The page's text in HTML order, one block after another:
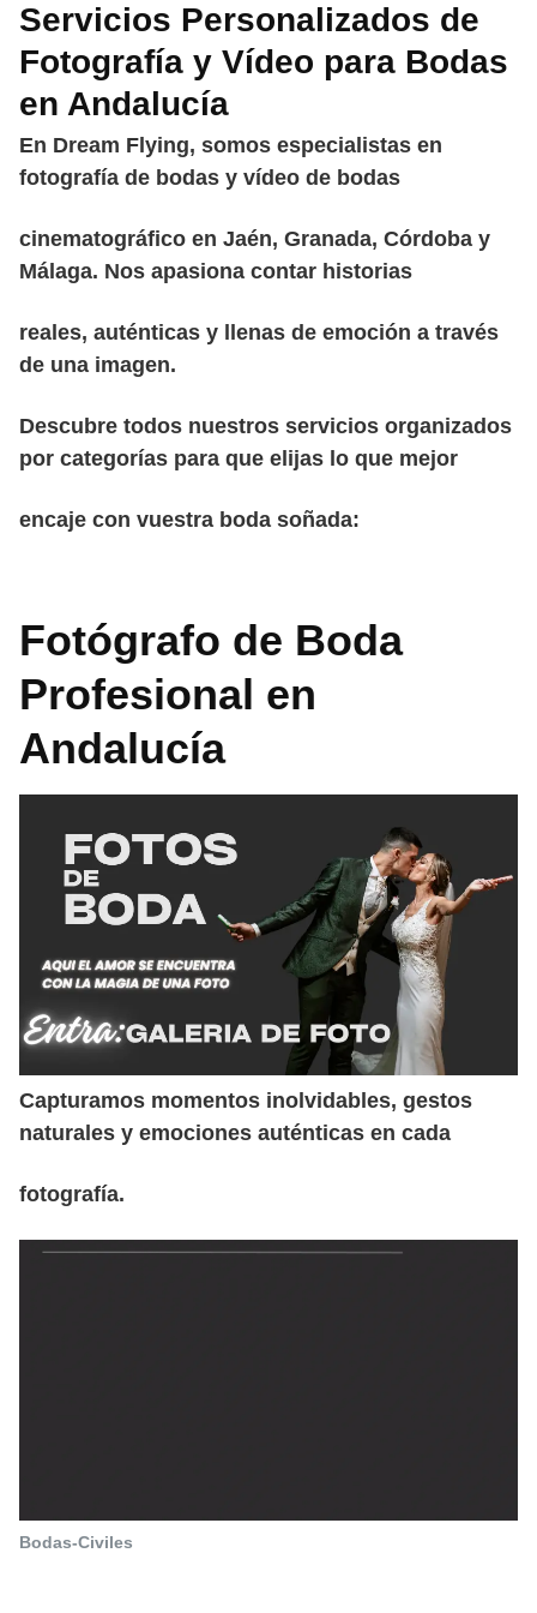
Servicios Personalizados de
Fotografía y Vídeo para Bodas
en Andalucía
En Dream Flying, somos especialistas en
fotografía de bodas y vídeo de bodas
cinematográfico en Jaén, Granada, Córdoba y
Málaga. Nos apasiona contar historias
reales, auténticas y llenas de emoción a través
de una imagen.
Descubre todos nuestros servicios organizados
por categorías para que elijas lo que mejor
encaje con vuestra boda soñada:
Fotógrafo de Boda
Profesional en
Andalucía
Capturamos momentos inolvidables, gestos
naturales y emociones auténticas en cada
fotografía.
Bodas-Civiles